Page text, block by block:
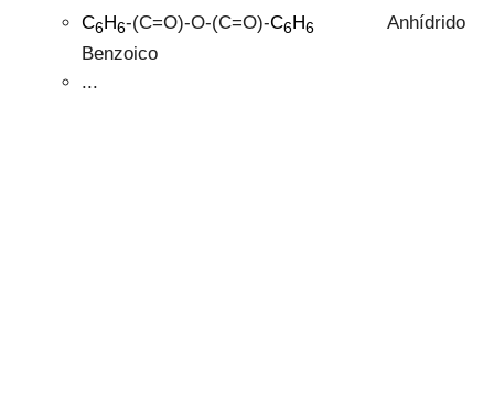
C6H6-(C=O)-O-(C=O)-C6H6 Anhídrido
Benzoico
...